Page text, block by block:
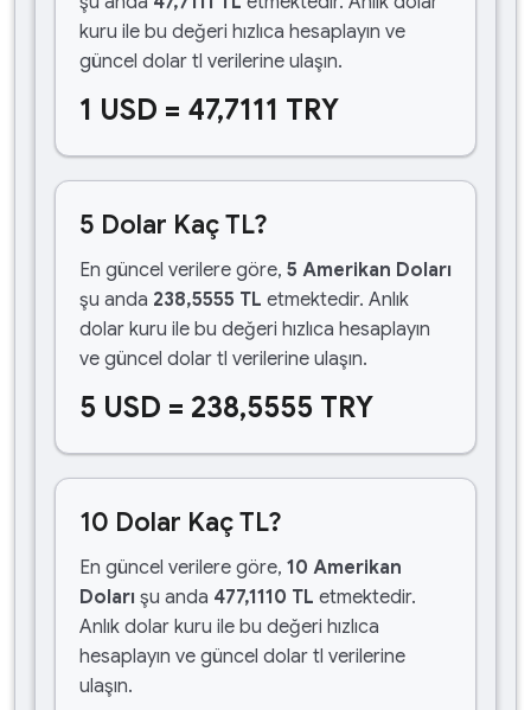
kuru ile bu değeri hızlıca hesaplayın ve
güncel dolar tl verilerine ulaşın.
1 USD = 47,7111 TRY
5 Dolar Kaç TL?
En güncel verilere göre, 5 Amerikan Doları
şu anda 238,5555 TL etmektedir. Anlık
dolar kuru ile bu değeri hızlıca hesaplayın
ve güncel dolar tl verilerine ulaşın.
5 USD = 238,5555 TRY
10 Dolar Kaç TL?
En güncel verilere göre, 10 Amerikan
Doları şu anda 477,1110 TL etmektedir.
Anlık dolar kuru ile bu değeri hızlıca
hesaplayın ve güncel dolar tl verilerine
ulaşın.